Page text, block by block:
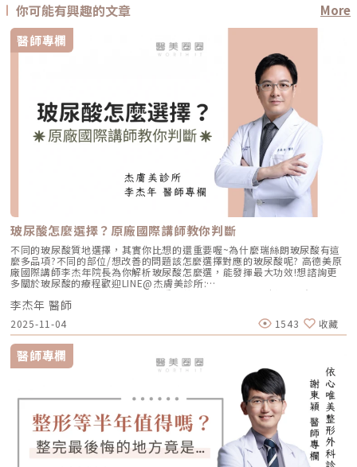
你可能有興趣的文章
More
醫師專欄
玻尿酸怎麼選擇？原廠國際講師教你判斷
不同的玻尿酸質地選擇，其實你比想的還重要喔~為什麼瑞絲朗玻尿酸有這
麼多品項?不同的部位/想改善的問題該怎麼選擇對應的玻尿酸呢? 高德美原
廠國際講師李杰年院長為你解析玻尿酸怎麼選，能發揮最大功效!想諮詢更
多關於玻尿酸的療程歡迎LINE@杰膚美診所:
https://page.line.me/xhc2941b重點摘要：00:11 玻尿酸作用介紹00:47
玻尿酸分為三大類型02:09 迷思一、玻尿酸打哪裡都可以？02:36 迷思二、
打完下巴蘋果肌看起來怪怪的？03:30 迷思三、臉部鬆弛只能做拉皮嗎？
05:00 總結LINE官方帳號一對一咨詢👉https://reurl.cc/x3EQZN歡迎訂閱
我的頻道👉https://reurl.cc/nY51k8關注杰膚美診所FB👉
https://reurl.cc/XQljva杰膚美診所官網👉https://jfmskin.com/關注李杰
年醫師FB👉https://reurl.cc/Mzk0nm杰膚美診所地址：104台北市中山區
復興北路50號2樓電話：02-8772-6625
李杰年 醫師
2025-11-04 1543 收藏
醫師專欄